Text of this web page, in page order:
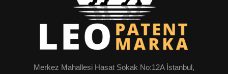
Merkez Mahallesi Hasat Sokak No:12A İstanbul,